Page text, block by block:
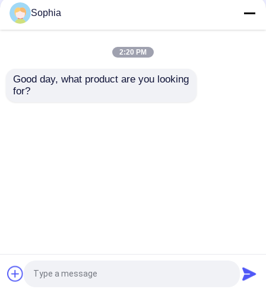
Appendici per
escavatori Cimento
Supply Chain Management Co., Ltd. All Rights
Sophia
2:20 PM
Good day, what product are you looking
for?